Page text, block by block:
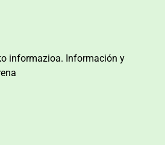
informazioa. Información y